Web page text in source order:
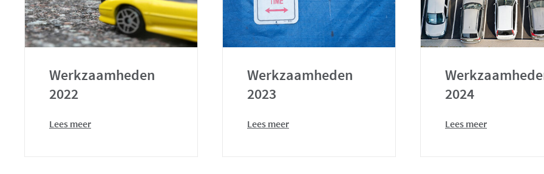
Werkzaamheden
2022
Lees meer
Werkzaamheden
2023
Lees meer
2024
Lees meer